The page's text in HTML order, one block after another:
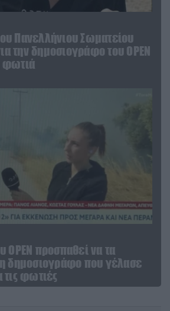
Πανελλήνιου Σωματείου
την δημοσιογράφο του OPEN
φωτιά
OPEN προσπαθεί να τα
δημοσιογράφο που γέλασε
τις φωτιές